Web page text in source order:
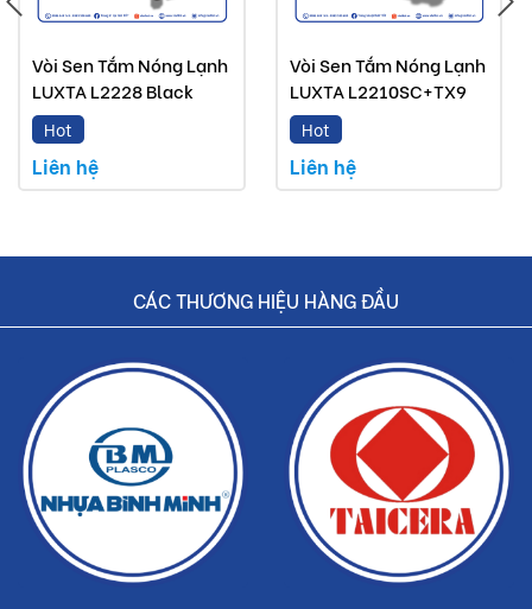
hãng.
Hoàn tiền nếu phát hiện hàng giả, hàng nhái.
Dịch vụ nhanh chóng, tiết kiệm thời gian và tiền bạc
cho khách hàng.
Vòi Sen Tắm Nóng Lạnh
LUXTA L2228 Black
Hot
Liên hệ
Vòi Sen Tắm Nóng Lạnh
LUXTA L2210SC+TX9
Hot
Liên hệ
CÁC THƯƠNG HIỆU HÀNG ĐẦU